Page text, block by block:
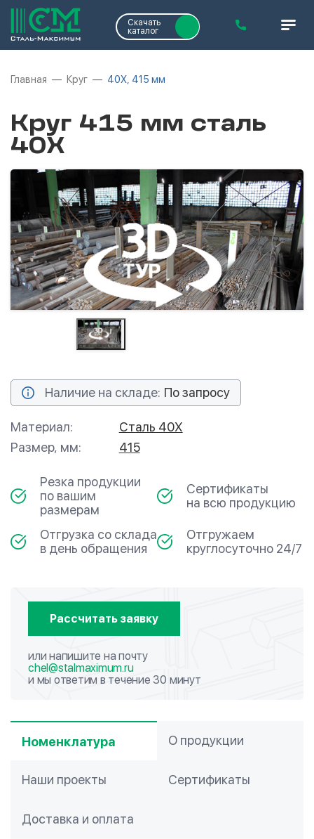
Скачать
каталог
Главная Круг 40Х, 415 мм
Круг 415 мм сталь
40Х
Наличие на складе: По запросу
Материал:
Сталь 40Х
Размер, мм:
415
Резка продукции
по вашим
размерам
Сертификаты
на всю продукцию
Отгрузка со склада
в день обращения
Отгружаем
круглосуточно 24/7
Рассчитать заявку
или напишите на почту
chel@stalmaximum.ru
и мы ответим в течение 30 минут
Номенклатура О продукции
Наши проекты Сертификаты
Доставка и оплата